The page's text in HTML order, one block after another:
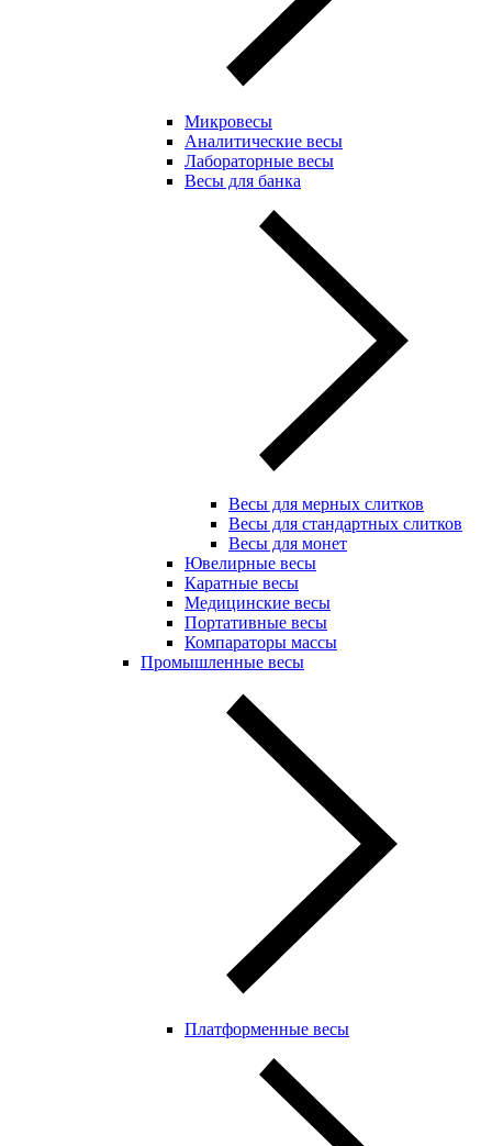
Микровесы
Аналитические весы
Лабораторные весы
Весы для банка
Весы для мерных слитков
Весы для стандартных слитков
Весы для монет
Ювелирные весы
Каратные весы
Медицинские весы
Портативные весы
Компараторы массы
Промышленные весы
Платформенные весы